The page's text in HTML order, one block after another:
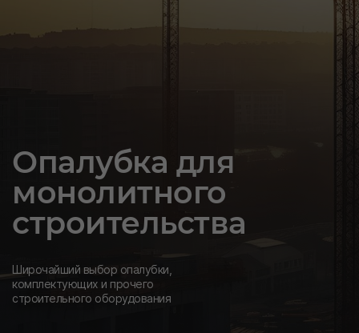
Опалубка для
монолитного
строительства
Широчайший выбор опалубки,
комплектующих и прочего
строительного оборудования